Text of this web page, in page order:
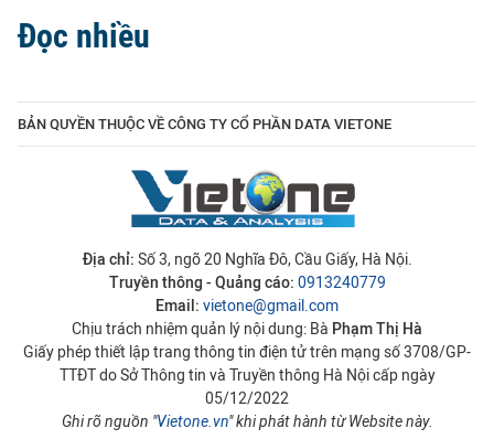
Đọc nhiều
BẢN QUYỀN THUỘC VỀ CÔNG TY CỔ PHẦN DATA VIETONE
Địa chỉ: Số 3, ngõ 20 Nghĩa Đô, Cầu Giấy, Hà Nội.
Truyền thông - Quảng cáo: 0913240779
Email: vietone@gmail.com
Chịu trách nhiệm quản lý nội dung: Bà Phạm Thị Hà
Giấy phép thiết lập trang thông tin điện tử trên mạng số 3708/GP-
TTĐT do Sở Thông tin và Truyền thông Hà Nội cấp ngày
05/12/2022
Ghi rõ nguồn "Vietone.vn" khi phát hành từ Website này.